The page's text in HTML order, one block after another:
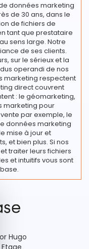
données marketing
de 30 ans, dans le
de fichiers de
tant que prestataire
sens large. Notre
de ses clients.
sur le sérieux et la
operandi de nos
marketing respectent
direct couvrent
: le géomarketing,
marketing pour
par exemple, le
données marketing
mise à jour et
et bien plus. Si nos
traiter leurs fichiers
et intuitifs vous sont
Hugo